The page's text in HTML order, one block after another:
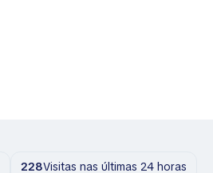
228Visitas nas últimas 24 horas